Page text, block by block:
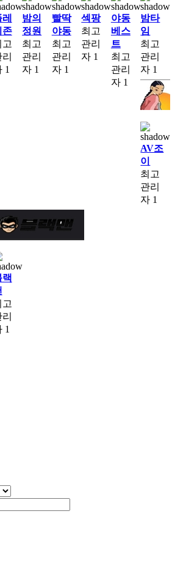
존
고
1
밤의
정원
최고
관리
자 1
빨딱
야동
최고
관리
자 1
섹팡
최고
관리
자 1
야동
베스
트
최고
관리
자 1
밤타
임
최고
관리
자 1
AV조
이
최고
관리
자 1
랙
고
1